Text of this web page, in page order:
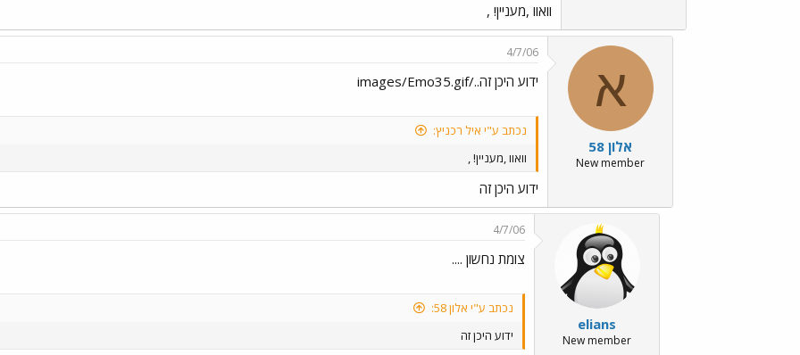
וואוו ,מעניין! ,
א
אלון 58
New member
4/7/06
ידוע היכן זה../images/Emo35.gif
נכתב ע"י איל רכניץ:
וואוו ,מעניין! ,
ידוע היכן זה
elians
New member
4/7/06
צומת נחשון ....
נכתב ע"י אלון 58:
ידוע היכן זה